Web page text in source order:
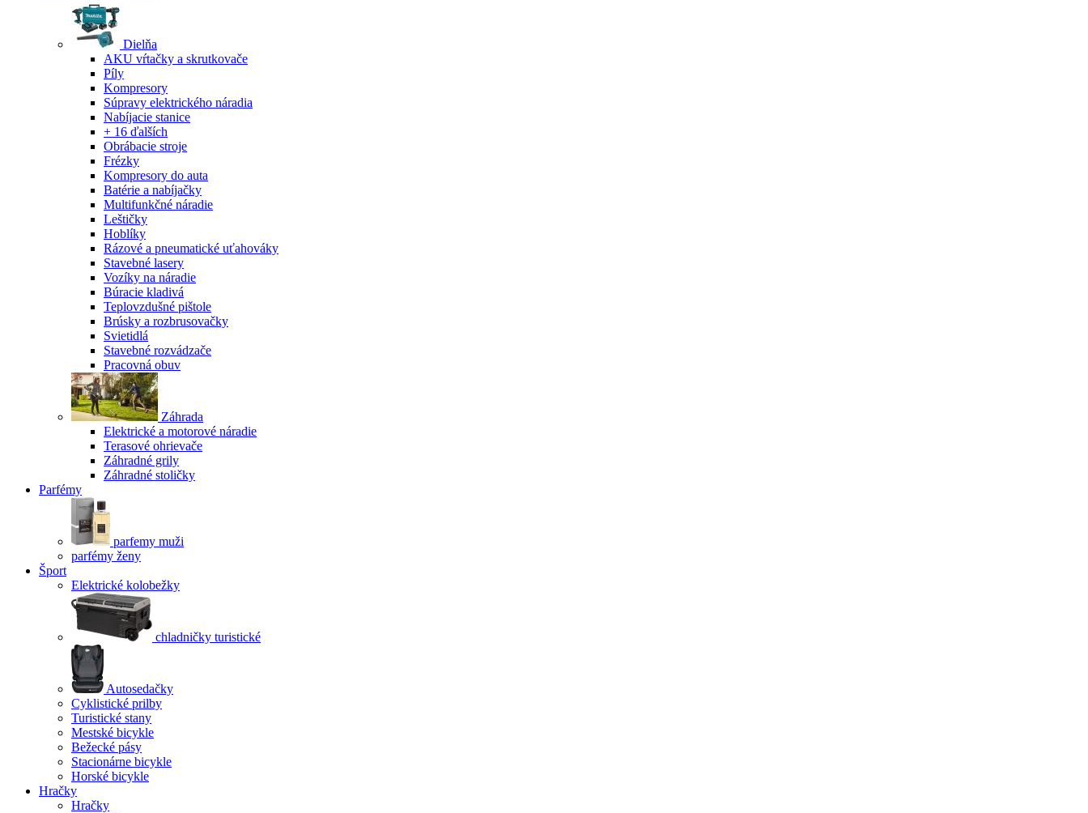
Dielňa
AKU vŕtačky a skrutkovače
Píly
Kompresory
Súpravy elektrického náradia
Nabíjacie stanice
+ 16 ďalších
Obrábacie stroje
Frézky
Kompresory do auta
Batérie a nabíjačky
Multifunkčné náradie
Leštičky
Hoblíky
Rázové a pneumatické uťahováky
Stavebné lasery
Vozíky na náradie
Búracie kladivá
Teplovzdušné pištole
Brúsky a rozbrusovačky
Svietidlá
Stavebné rozvádzače
Pracovná obuv
Záhrada
Elektrické a motorové náradie
Terasové ohrievače
Záhradné grily
Záhradné stoličky
Parfémy
parfemy muži
parfémy ženy
Šport
Elektrické kolobežky
chladničky turistické
Autosedačky
Cyklistické prilby
Turistické stany
Mestské bicykle
Bežecké pásy
Stacionárne bicykle
Horské bicykle
Hračky
Hračky